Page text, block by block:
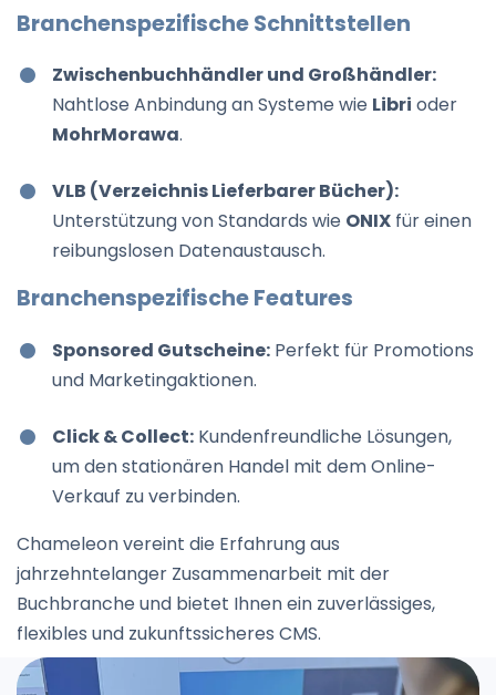
Branchenspezifische Schnittstellen
Zwischenbuchhändler und Großhändler:
Nahtlose Anbindung an Systeme wie Libri oder
MohrMorawa.
VLB (Verzeichnis Lieferbarer Bücher):
Unterstützung von Standards wie ONIX für einen
reibungslosen Datenaustausch.
Branchenspezifische Features
Sponsored Gutscheine: Perfekt für Promotions
und Marketingaktionen.
Click & Collect: Kundenfreundliche Lösungen,
um den stationären Handel mit dem Online-
Verkauf zu verbinden.
Chameleon vereint die Erfahrung aus
jahrzehntelanger Zusammenarbeit mit der
Buchbranche und bietet Ihnen ein zuverlässiges,
flexibles und zukunftssicheres CMS.